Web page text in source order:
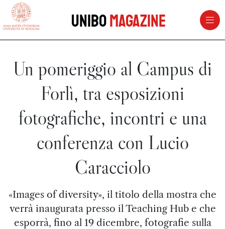
vai al contenuto della pagina
UniboMagazine
Un pomeriggio al Campus di
Forlì, tra esposizioni
fotografiche, incontri e una
conferenza con Lucio
Caracciolo
«Images of diversity», il titolo della mostra che
verrà inaugurata presso il Teaching Hub e che
esporrà, fino al 19 dicembre, fotografie sulla